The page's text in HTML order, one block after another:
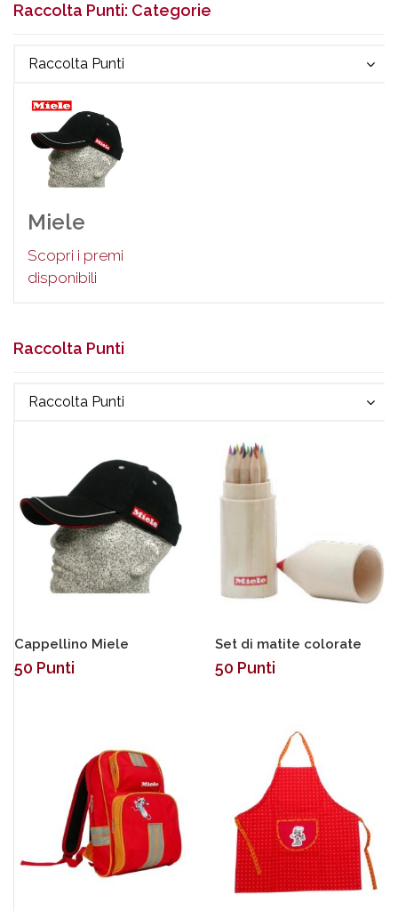
Raccolta Punti: Categorie
Raccolta Punti
Miele
Scopri i premi
disponibili
Raccolta Punti
Raccolta Punti
Cappellino Miele
50 Punti
Set di matite colorate
50 Punti